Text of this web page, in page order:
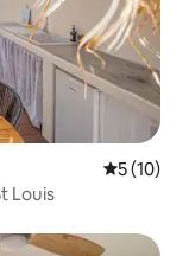
5 (10)
Louis